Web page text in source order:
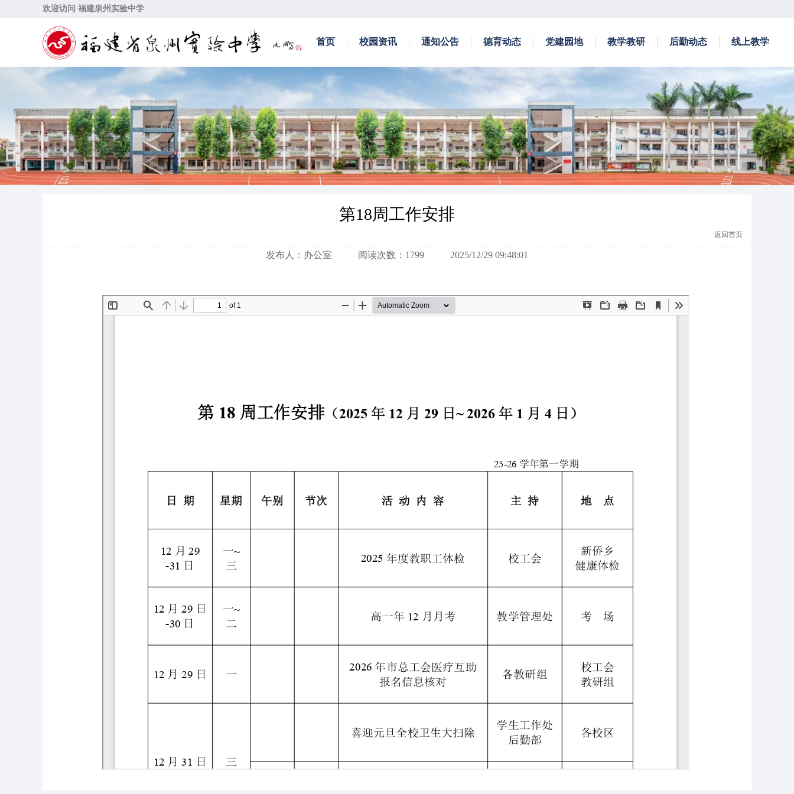
欢迎访问 福建泉州实验中学
首页 校园资讯 通知公告 德育动态 党建园地 教学教研 后勤动态 线上教学
第18周工作安排
返回首页
发布人：办公室 阅读次数：1799 2025/12/29 09:48:01